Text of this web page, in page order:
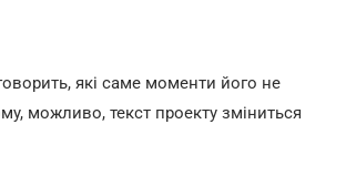
які саме моменти його не
можливо, текст проекту зміниться